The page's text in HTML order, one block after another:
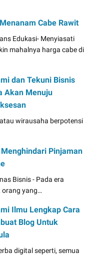
Cabe Rawit
Edukasi- Menyiasati
mahalnya harga cabe di
dan Tekuni Bisnis
Akan Menuju
wirausaha berpotensi
Pinjaman
Bisnis - Pada era
orang yang…
Ilmu Lengkap Cara
Blog Untuk
digital seperti, semua